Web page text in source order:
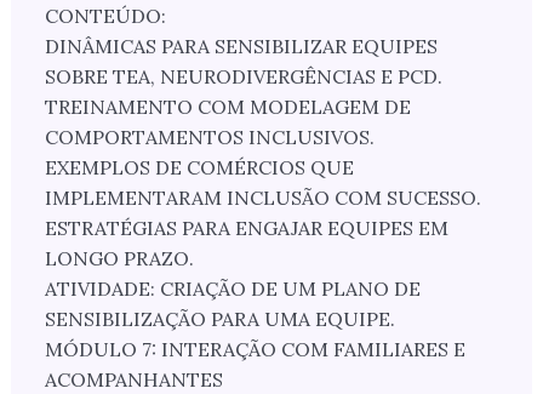
CONTEÚDO:
DINÂMICAS PARA SENSIBILIZAR EQUIPES
SOBRE TEA, NEURODIVERGÊNCIAS E PCD.
TREINAMENTO COM MODELAGEM DE
COMPORTAMENTOS INCLUSIVOS.
EXEMPLOS DE COMÉRCIOS QUE
IMPLEMENTARAM INCLUSÃO COM SUCESSO.
ESTRATÉGIAS PARA ENGAJAR EQUIPES EM
LONGO PRAZO.
ATIVIDADE: CRIAÇÃO DE UM PLANO DE
SENSIBILIZAÇÃO PARA UMA EQUIPE.
MÓDULO 7: INTERAÇÃO COM FAMILIARES E
ACOMPANHANTES